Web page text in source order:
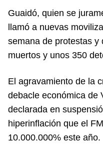
Guaidó, quien se
llamó a nuevas
semana de protestas y
muertos y unos 350
El agravamiento de la
debacle económica de
declarada en
hiperinflación que el
10.000.000% este año.